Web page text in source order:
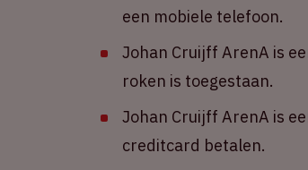
een mobiele telefoon.
Johan Cruijff ArenA is
roken is toegestaan.
Johan Cruijff ArenA is
creditcard betalen.